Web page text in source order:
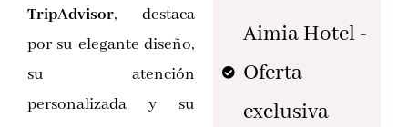
TripAdvisor, destaca
por su elegante diseño,
su atención
personalizada y su
Aimia Hotel -
Oferta
exclusiva